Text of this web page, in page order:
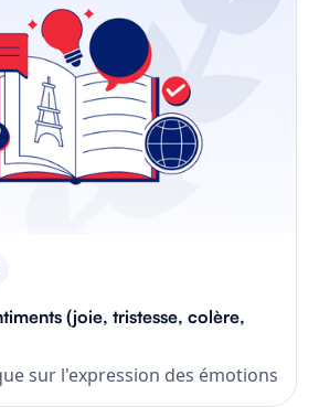
(joie, tristesse, colère,
sur l'expression des émotions